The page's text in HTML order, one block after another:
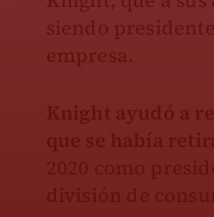
siendo
empresa.